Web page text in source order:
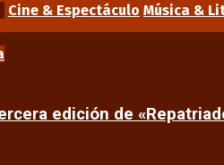
Cine & Espectáculo Música &
edición de